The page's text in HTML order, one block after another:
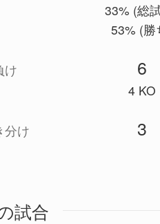
33% (総
53% (勝
け 6
4 KO
分け 3
試合